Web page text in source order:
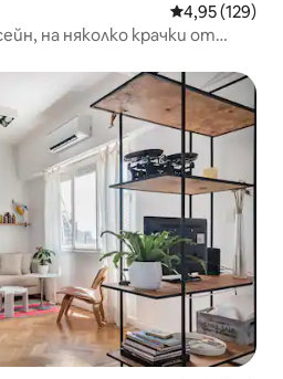
Средна
4,95 (129)
на няколко крачки от